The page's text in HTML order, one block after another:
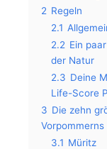
2 Regeln
2.1
2.2 Ein
der Natur
2.3 Deine
Life-Score
3 Die zehn
Vorpommerns
3.1 Müritz